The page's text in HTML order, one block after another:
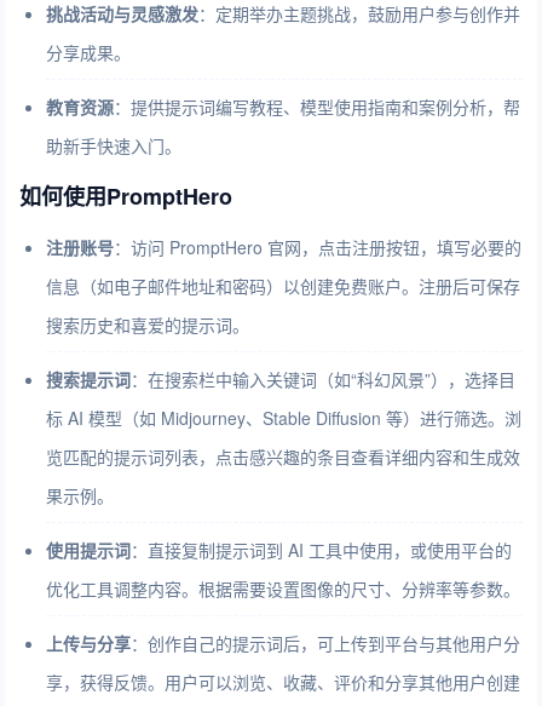
挑战活动与灵感激发：定期举办主题挑战，鼓励用户参与创作并
分享成果。
教育资源：提供提示词编写教程、模型使用指南和案例分析，帮
助新手快速入门。
如何使用PromptHero
注册账号：访问 PromptHero 官网，点击注册按钮，填写必要的
信息（如电子邮件地址和密码）以创建免费账户。注册后可保存
搜索历史和喜爱的提示词。
搜索提示词：在搜索栏中输入关键词（如“科幻风景”），选择目
标 AI 模型（如 Midjourney、Stable Diffusion 等）进行筛选。浏
览匹配的提示词列表，点击感兴趣的条目查看详细内容和生成效
果示例。
使用提示词：直接复制提示词到 AI 工具中使用，或使用平台的
优化工具调整内容。根据需要设置图像的尺寸、分辨率等参数。
上传与分享：创作自己的提示词后，可上传到平台与其他用户分
享，获得反馈。用户可以浏览、收藏、评价和分享其他用户创建